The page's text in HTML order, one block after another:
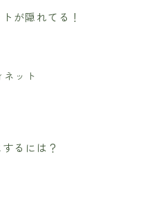
が隠れてる！
ネット
るには？